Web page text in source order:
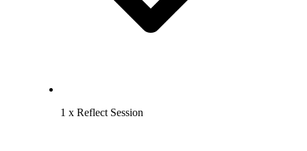
1 x Reflect Session